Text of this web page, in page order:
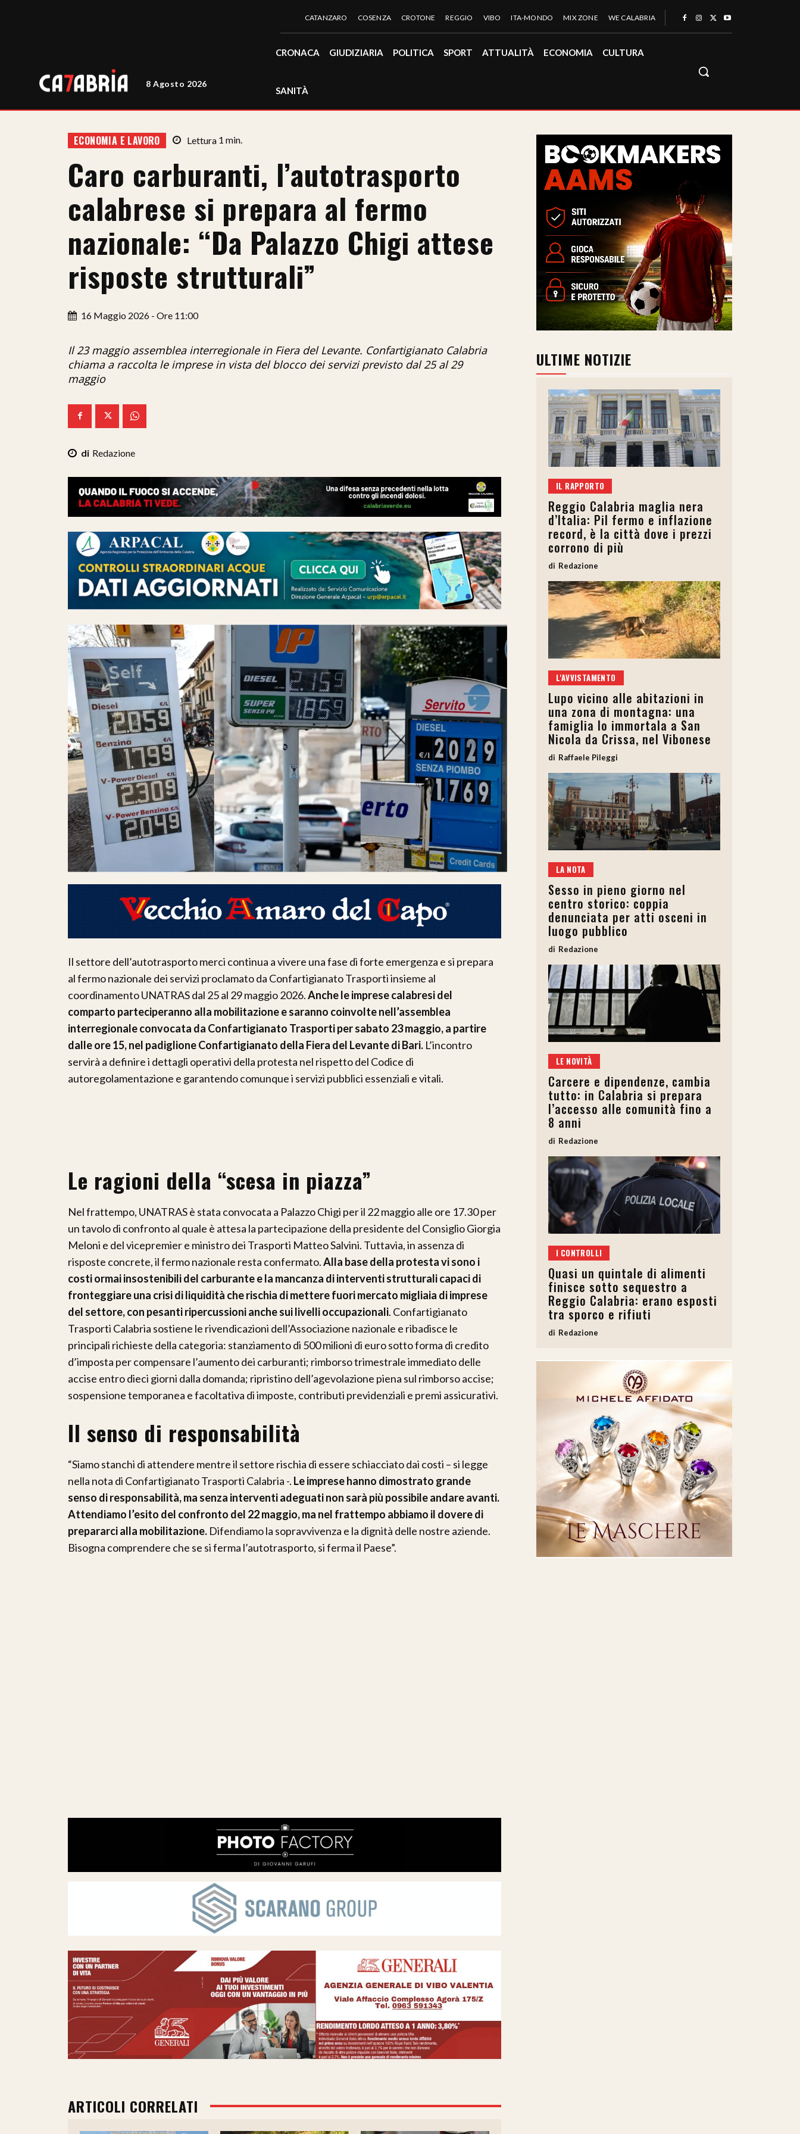
8 Agosto 2026
CATANZARO COSENZA CROTONE REGGIO VIBO ITA-MONDO MIX ZONE WE CALABRIA
CRONACA GIUDIZIARIA POLITICA SPORT ATTUALITÀ ECONOMIA CULTURA
SANITÀ
ECONOMIA E LAVORO Lettura 1 min.
Caro carburanti, l’autotrasporto
calabrese si prepara al fermo
nazionale: “Da Palazzo Chigi attese
risposte strutturali”
16 Maggio 2026 - Ore 11:00
Il 23 maggio assemblea interregionale in Fiera del Levante. Confartigianato Calabria
chiama a raccolta le imprese in vista del blocco dei servizi previsto dal 25 al 29
maggio
Redazione
Il settore dell’autotrasporto merci continua a vivere una fase di forte emergenza e si prepara
al fermo nazionale dei servizi proclamato da Confartigianato Trasporti insieme al
coordinamento UNATRAS dal 25 al 29 maggio 2026.Anche le imprese calabresi del
comparto parteciperanno alla mobilitazione e saranno coinvolte nell’assemblea
interregionale convocata da Confartigianato Trasporti per sabato 23 maggio, a partire
dalle ore 15, nel padiglione Confartigianato della Fiera del Levante di Bari. L’incontro
servirà a definire i dettagli operativi della protesta nel rispetto del Codice di
autoregolamentazione e garantendo comunque i servizi pubblici essenziali e vitali.
Le ragioni della “scesa in piazza”
Nel frattempo, UNATRAS è stata convocata a Palazzo Chigi per il 22 maggio alle ore 17.30 per
un tavolo di confronto al quale è attesa la partecipazione della presidente del Consiglio Giorgia
Meloni e del vicepremier e ministro dei Trasporti Matteo Salvini. Tuttavia, in assenza di
risposte concrete, il fermo nazionale resta confermato.Alla base della protesta vi sono i
costi ormai insostenibili del carburante e la mancanza di interventi strutturali capaci di
fronteggiare una crisi di liquidità che rischia di mettere fuori mercato migliaia di imprese
del settore, con pesanti ripercussioni anche sui livelli occupazionali. Confartigianato
Trasporti Calabria sostiene le rivendicazioni dell’Associazione nazionale e ribadisce le
principali richieste della categoria: stanziamento di 500 milioni di euro sotto forma di credito
d’imposta per compensare l’aumento dei carburanti; rimborso trimestrale immediato delle
accise entro dieci giorni dalla domanda; ripristino dell’agevolazione piena sul rimborso accise;
sospensione temporanea e facoltativa di imposte, contributi previdenziali e premi assicurativi.
Il senso di responsabilità
“Siamo stanchi di attendere mentre il settore rischia di essere schiacciato dai costi – si legge
nella nota di Confartigianato Trasporti Calabria -. Le imprese hanno dimostrato grande
senso di responsabilità, ma senza interventi adeguati non sarà più possibile andare avanti.
Attendiamo l’esito del confronto del 22 maggio, ma nel frattempo abbiamo il dovere di
prepararci alla mobilitazione. Difendiamo la sopravvivenza e la dignità delle nostre aziende.
Bisogna comprendere che se si ferma l’autotrasporto, si ferma il Paese”.
ARTICOLI CORRELATI
ULTIME NOTIZIE
IL RAPPORTO
Reggio Calabria maglia nera
d’Italia: Pil fermo e inflazione
record, è la città dove i prezzi
corrono di più
Redazione
L'AVVISTAMENTO
Lupo vicino alle abitazioni in
una zona di montagna: una
famiglia lo immortala a San
Nicola da Crissa, nel Vibonese
Raffaele Pileggi
LA NOTA
Sesso in pieno giorno nel
centro storico: coppia
denunciata per atti osceni in
luogo pubblico
Redazione
LE NOVITÀ
Carcere e dipendenze, cambia
tutto: in Calabria si prepara
l’accesso alle comunità fino a
8 anni
Redazione
I CONTROLLI
Quasi un quintale di alimenti
finisce sotto sequestro a
Reggio Calabria: erano esposti
tra sporco e rifiuti
Redazione